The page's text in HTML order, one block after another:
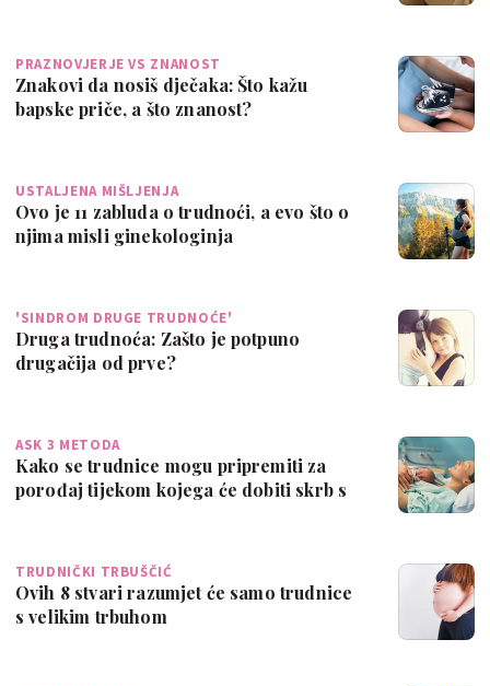
PRAZNOVJERJE VS ZNANOST
Znakovi da nosiš dječaka: Što kažu
bapske priče, a što znanost?
USTALJENA MIŠLJENJA
Ovo je 11 zabluda o trudnoći, a evo što o
njima misli ginekologinja
'SINDROM DRUGE TRUDNOĆE'
Druga trudnoća: Zašto je potpuno
drugačija od prve?
ASK 3 METODA
Kako se trudnice mogu pripremiti za
porođaj tijekom kojega će dobiti skrb s
TRUDNIČKI TRBUŠČIĆ
Ovih 8 stvari razumjet će samo trudnice
s velikim trbuhom